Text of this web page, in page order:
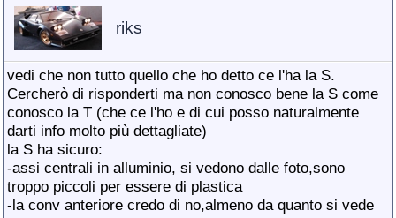
riks
vedi che non tutto quello che ho detto ce l'ha la S.
Cercherò di risponderti ma non conosco bene la S come
conosco la T (che ce l'ho e di cui posso naturalmente
darti info molto più dettagliate)
la S ha sicuro:
-assi centrali in alluminio, si vedono dalle foto,sono
troppo piccoli per essere di plastica
-la conv anteriore credo di no,almeno da quanto si vede